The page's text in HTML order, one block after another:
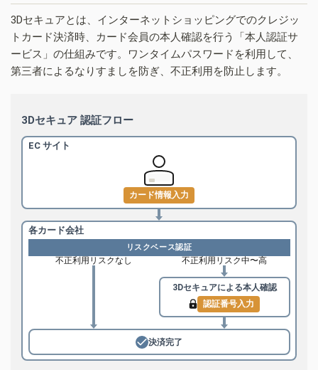
3Dセキュアとは、インターネットショッピングでのクレジッ
トカード決済時、カード会員の本人確認を行う「本人認証サ
ービス」の仕組みです。ワンタイムパスワードを利用して、
第三者によるなりすましを防ぎ、不正利用を防止します。
3Dセキュア 認証フロー
EC サイト
カード情報入力
各カード会社
リスクベース認証
不正利用リスクなし 不正利用リスク中〜高
3Dセキュアによる本人確認
認証番号入力
決済完了